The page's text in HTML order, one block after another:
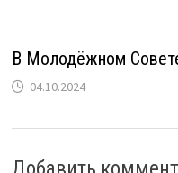
В Молодёжном
04.10.2024